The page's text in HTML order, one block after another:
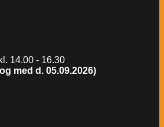
14.00 - 16.30
med d. 05.09.2026)